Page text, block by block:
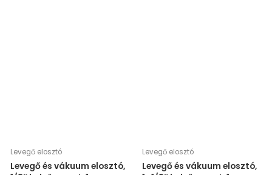
Levegő elosztó
Levegő és vákuum elosztó,
Levegő elosztó
Levegő és vákuum elosztó,